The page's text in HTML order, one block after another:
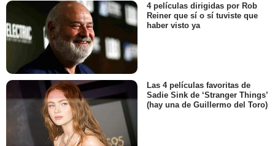
4 películas dirigidas por Rob
Reiner que sí o sí tuviste que
haber visto ya
Las 4 películas favoritas de
Sadie Sink de ‘Stranger Things’
(hay una de Guillermo del Toro)